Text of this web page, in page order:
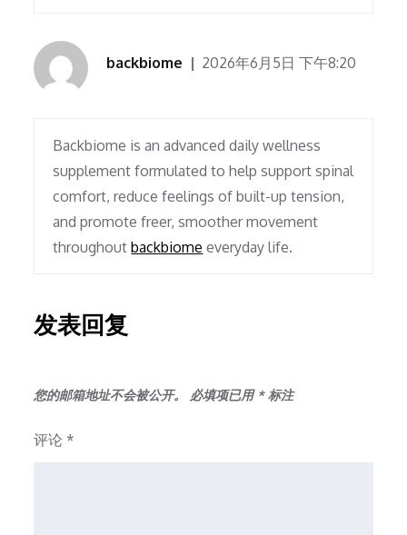
backbiome 2026年6月5日 下午8:20
Backbiome is an advanced daily wellness
supplement formulated to help support spinal
comfort, reduce feelings of built-up tension,
and promote freer, smoother movement
throughoutbackbiome everyday life.
发表回复
您的邮箱地址不会被公开。 必填项已用 *标注
评论 *